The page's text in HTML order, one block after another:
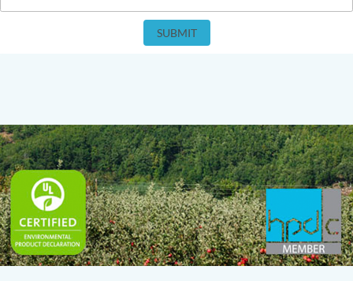
SUBMIT